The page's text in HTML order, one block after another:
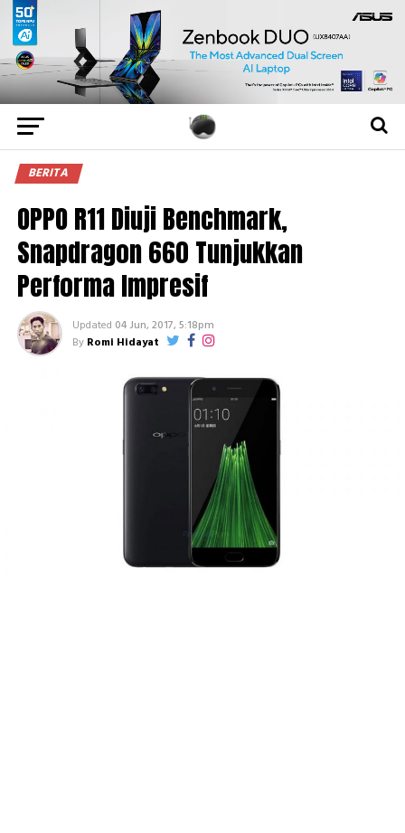
BERITA
OPPO R11 Diuji Benchmark,
Snapdragon 660 Tunjukkan
Performa Impresif
Updated 04 Jun, 2017, 5:18pm
By Romi Hidayat